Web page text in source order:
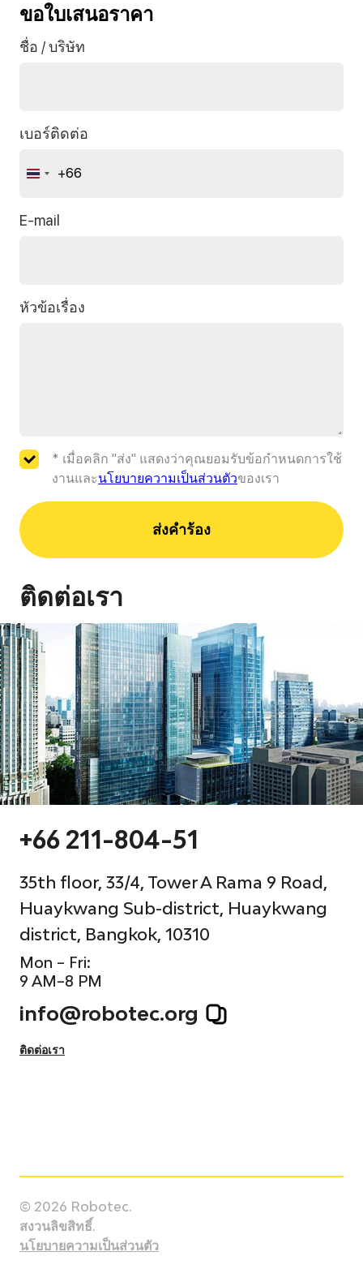
ขอใบเสนอราคา
ชื่อ / บริษัท
เบอร์ติดต่อ
Thailand
+66
E-mail
หัวข้อเรื่อง
* เมื่อคลิก "ส่ง" แสดงว่าคุณยอมรับข้อกำหนดการใช้
งานและนโยบายความเป็นส่วนตัวของเรา
ส่งคำร้อง
ติดต่อเรา
+66 211-804-51
35th floor, 33/4, Tower A Rama 9 Road,
Huaykwang Sub-district, Huaykwang
district, Bangkok, 10310
Mon – Fri:
9 AM–8 PM
info@robotec.org
ติดต่อเรา
© 2026 Robotec.
สงวนลิขสิทธิ์.
นโยบายความเป็นส่วนตัว